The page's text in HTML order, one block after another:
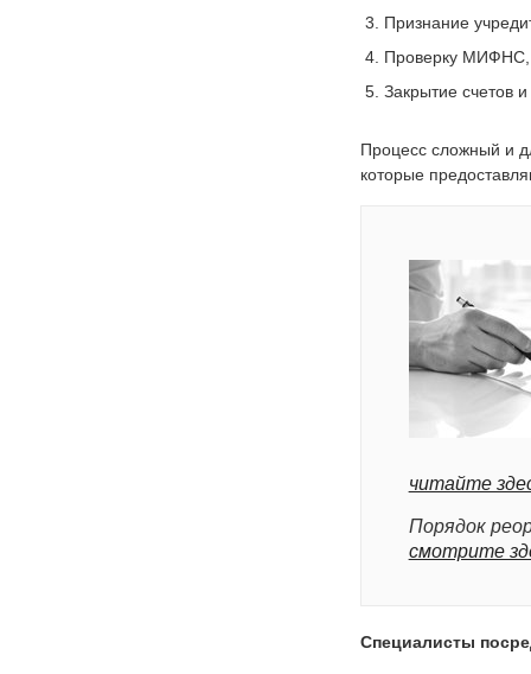
Признание
Проверку
Закрытие счетов и
Процесс сложный и
которые
читайте
Порядок
смотрите
Специалисты